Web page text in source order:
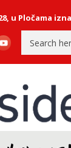
iznad